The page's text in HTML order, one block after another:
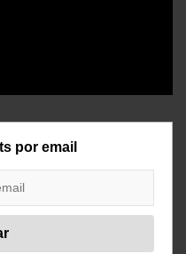
por email